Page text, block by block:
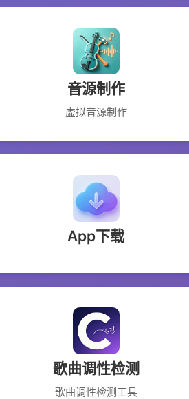
音源制作
虚拟音源制作
App下载
歌曲调性检测
歌曲调性检测工具